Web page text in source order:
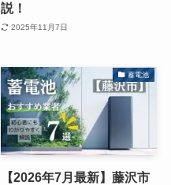
説！
2025年11月7日
蓄電池
【2026年7月最新】藤沢市